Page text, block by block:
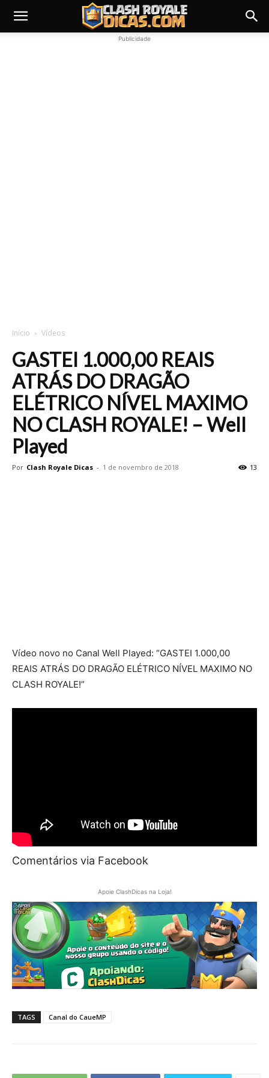
Publicidade
Início Vídeos
GASTEI 1.000,00 REAIS
ATRÁS DO DRAGÃO
ELÉTRICO NÍVEL MAXIMO
NO CLASH ROYALE! – Well
Played
Por Clash Royale Dicas - 1 de novembro de 2018 13
Vídeo novo no Canal Well Played: “GASTEI 1.000,00
REAIS ATRÁS DO DRAGÃO ELÉTRICO NÍVEL MAXIMO NO
CLASH ROYALE!”
Comentários via Facebook
Apoie ClashDicas na Loja!
TAGS Canal do CaueMP